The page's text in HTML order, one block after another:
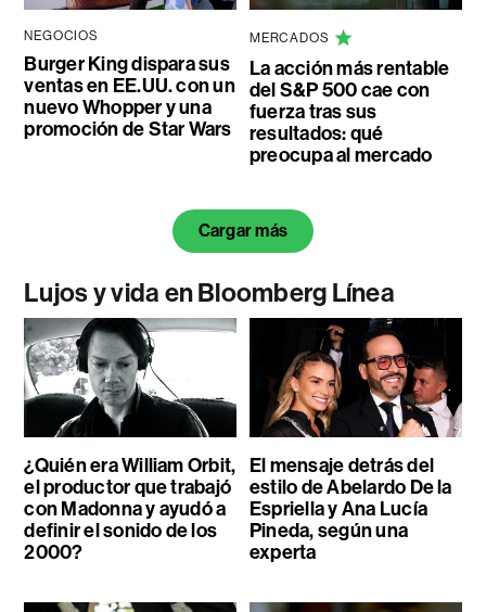
NEGOCIOS
Burger King dispara sus
ventas en EE.UU. con un
nuevo Whopper y una
promoción de Star Wars
MERCADOS
La acción más rentable
del S&P 500 cae con
fuerza tras sus
resultados: qué
preocupa al mercado
Cargar más
Lujos y vida en Bloomberg Línea
¿Quién era William Orbit,
el productor que trabajó
con Madonna y ayudó a
definir el sonido de los
2000?
El mensaje detrás del
estilo de Abelardo De la
Espriella y Ana Lucía
Pineda, según una
experta